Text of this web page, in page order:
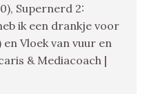
Supernerd 2:
ik een drankje voor
Vloek van vuur en
& Mediacoach |